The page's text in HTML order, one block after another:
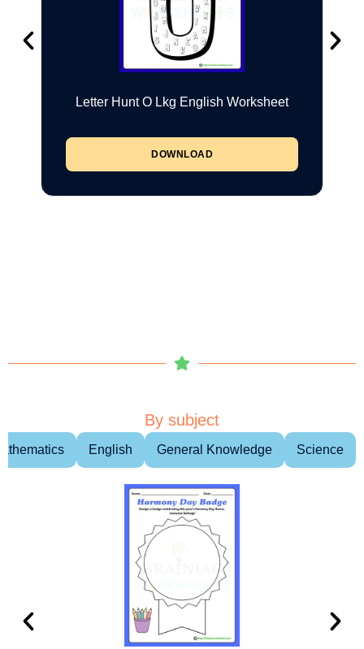
Letter Hunt O Lkg English Worksheet
DOWNLOAD
By subject
English General Knowledge Science